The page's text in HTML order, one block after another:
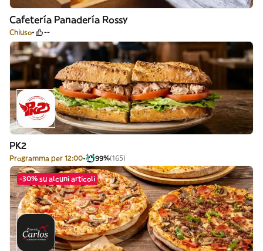
Cafetería Panadería Rossy
Chiuso --
PK2
Programma per 12:00 99%(165)
-30% su alcuni articoli